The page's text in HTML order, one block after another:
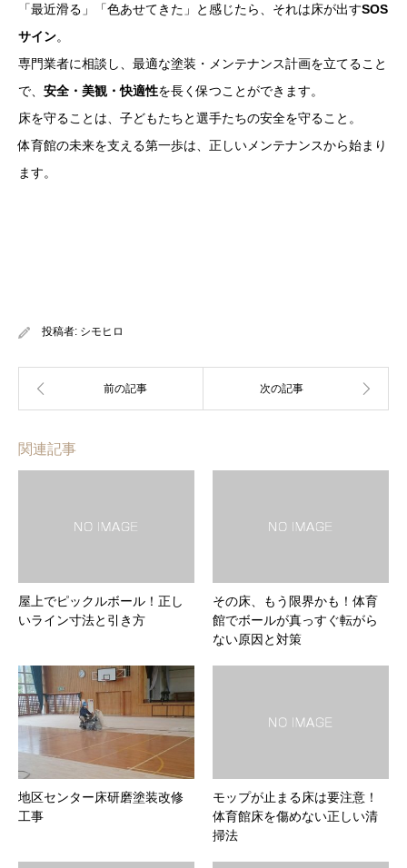
「最近滑る」「色あせてきた」と感じたら、それは床が出すSOS
サイン。
専門業者に相談し、最適な塗装・メンテナンス計画を立てること
で、 安全・美観・快適性を長く保つことができます。
床を守ることは、子どもたちと選手たちの安全を守ること。
体育館の未来を支える第一歩は、正しいメンテナンスから始まり
ます。
投稿者: シモヒロ
関連記事
屋上でピックルボール！正し
いライン寸法と引き方
その床、もう限界かも！体育
館でボールが真っすぐ転がら
ない原因と対策
地区センター床研磨塗装改修
工事
モップが止まる床は要注意！
体育館床を傷めない正しい清
掃法